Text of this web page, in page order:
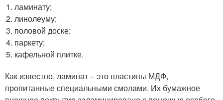
ламинату;
линолеуму;
половой доске;
паркету;
кафельной плитке.
Как известно, ламинат – это пластины МДФ,
пропитанные специальными смолами. Их бумажное